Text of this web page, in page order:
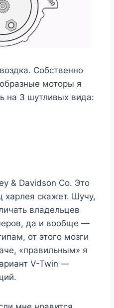
Собственно
моторы я
на 3 шутливых вида:
& Davidson Co. Это
скажет. Шучу,
владельцев
да и вообще —
от этого мозги
«правильным» я
V-Twin —